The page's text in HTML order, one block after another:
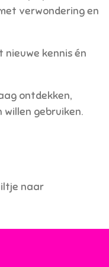
verwondering en
nieuwe kennis én
ontdekken,
gebruiken.
naar